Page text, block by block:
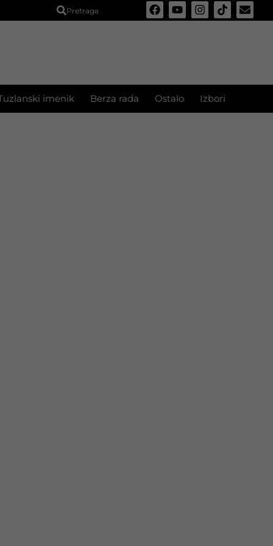
Pretraga
imenik Berza rada Ostalo Izbori